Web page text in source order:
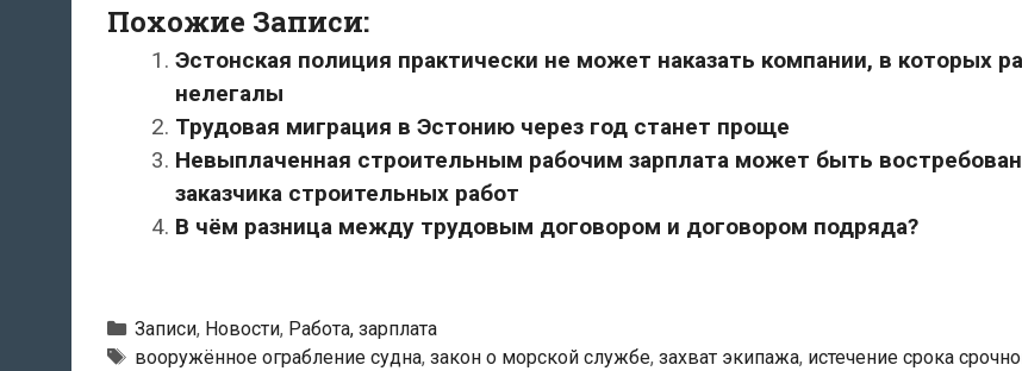
Похожие Записи:
Эстонская полиция практически не может наказать компании, в которых
нелегалы
Трудовая миграция в Эстонию через год станет проще
Невыплаченная строительным рабочим зарплата может быть
заказчика строительных работ
В чём разница между трудовым договором и договором подряда?
Рубрики
Записи, Новости, Работа, зарплата
Тэги
вооружённое ограбление судна, закон о морской службе, захват экипажа, истечение срока